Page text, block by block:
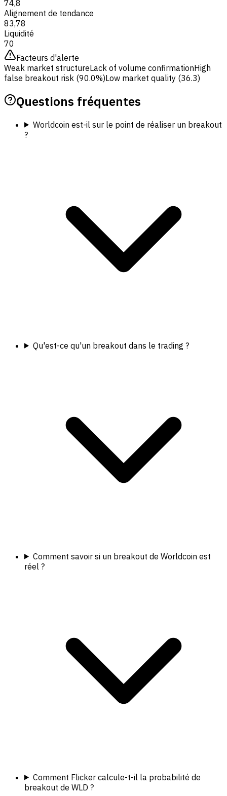
74,8
Alignement de tendance
83,78
Liquidité
70
Facteurs d'alerte
Weak market structureLack of volume confirmationHigh
false breakout risk (90.0%)Low market quality (36.3)
Questions fréquentes
Worldcoin est-il sur le point de réaliser un breakout
?
Qu'est-ce qu'un breakout dans le trading ?
Comment savoir si un breakout de Worldcoin est
réel ?
Comment Flicker calcule-t-il la probabilité de
breakout de WLD ?